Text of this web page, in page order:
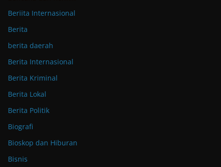
Beriita Internasional
Berita
berita daerah
Berita Internasional
Berita Kriminal
Berita Lokal
Berita Politik
Biografi
Bioskop dan Hiburan
Bisnis